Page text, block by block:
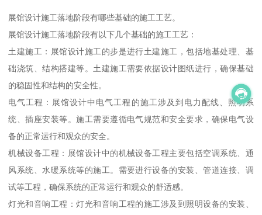
展馆设计施工落地阶段有哪些基础的施工工艺。
展馆设计施工落地阶段有以下几个基础的施工工艺：
土建施工：展馆设计施工的步是进行土建施工，包括地基处理、基
础浇筑、结构搭建等。土建施工需要依据设计图纸进行，确保基础
的稳固性和结构的安全性。
电气工程：展馆设计中电气工程的施工涉及到电力配线、照明系
统、插座安装等。施工需要遵循电气规范和安全要求，确保电气设
备的正常运行和观众的安全。
机械设备工程：展馆设计中的机械设备工程主要包括空调系统、通
风系统、水暖系统等的施工。需要进行设备的安装、管道连接、调
试等工程，确保系统的正常运行和观众的舒适感。
灯光和音响工程：灯光和音响工程的施工涉及到照明设备的安装、